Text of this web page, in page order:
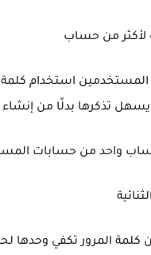
المستخدمين استخدام
يسهل تذكرها بدلًا من
واحد من حسابات
المرور تكفي وحدها